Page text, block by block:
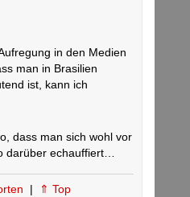
in den Medien
man in Brasilien
ist, kann ich
dass man sich wohl vor
darüber echauffiert…
| ⇑ Top